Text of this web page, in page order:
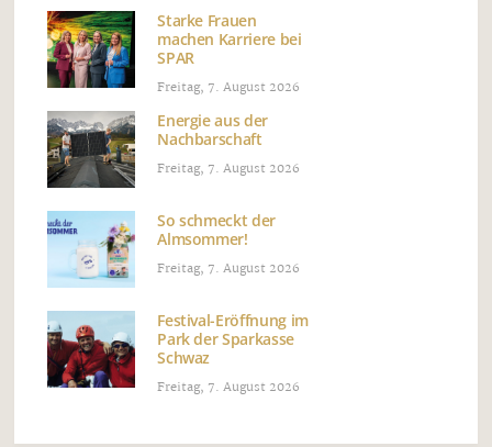
Starke Frauen
machen Karriere bei
SPAR
Freitag, 7. August 2026
Energie aus der
Nachbarschaft
Freitag, 7. August 2026
So schmeckt der
Almsommer!
Freitag, 7. August 2026
Festival-Eröffnung im
Park der Sparkasse
Schwaz
Freitag, 7. August 2026